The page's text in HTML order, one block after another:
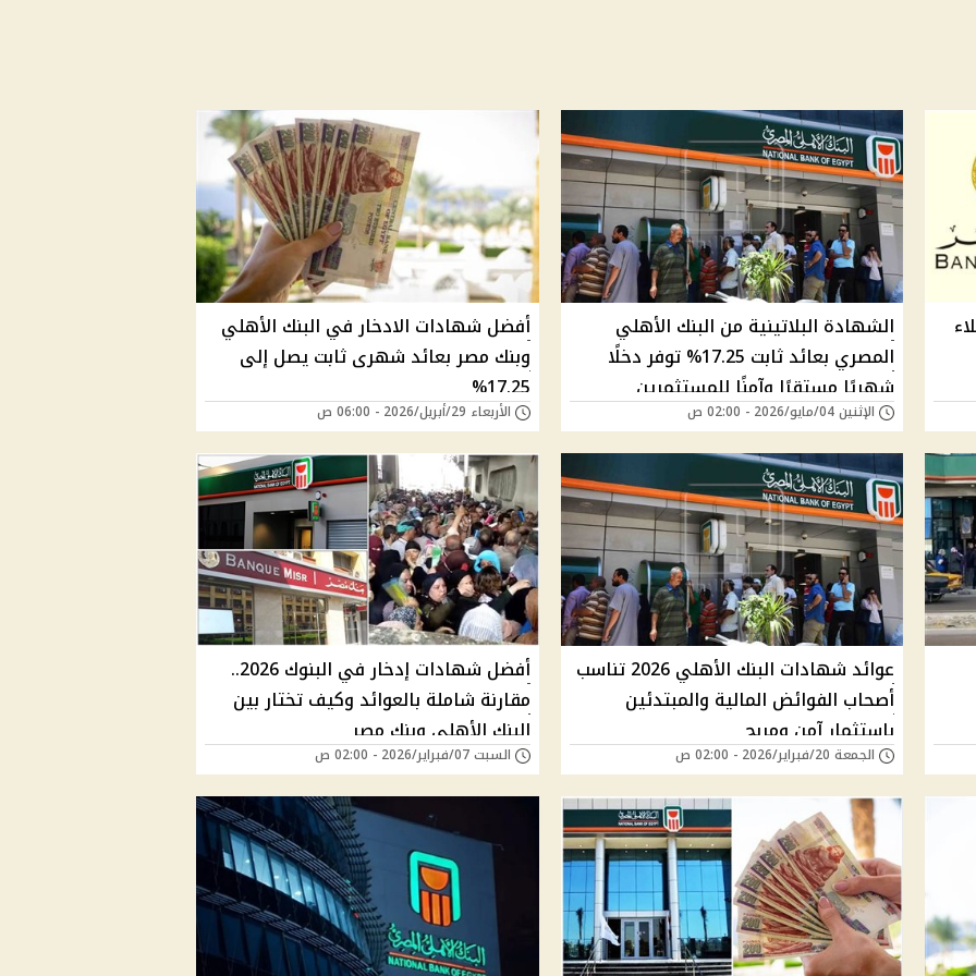
الشهادة البلاتينية من البنك الأهلي
المصري بعائد ثابت 17.25% توفر دخلًا
شهريًا مستقرًا وآمنًا للمستثمرين
الإثنين 04/مايو/2026 - 02:00 ص
أفضل شهادات الادخار في البنك الأهلي
وبنك مصر بعائد شهرى ثابت يصل إلى
17.25%
الأربعاء 29/أبريل/2026 - 06:00 ص
عوائد شهادات البنك الأهلي 2026 تناسب
أصحاب الفوائض المالية والمبتدئين
باستثمار آمن ومربح
الجمعة 20/فبراير/2026 - 02:00 ص
أفضل شهادات إدخار في البنوك 2026..
مقارنة شاملة بالعوائد وكيف تختار بين
البنك الأهلي وبنك مصر
السبت 07/فبراير/2026 - 02:00 ص